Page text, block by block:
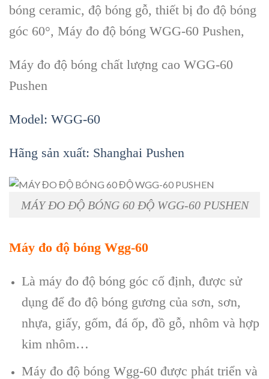
bóng ceramic, độ bóng gỗ, thiết bị đo độ bóng
góc 60°, Máy đo độ bóng WGG-60 Pushen,
Máy đo độ bóng chất lượng cao WGG-60
Pushen
Model: WGG-60
Hãng sản xuất: Shanghai Pushen
MÁY ĐO ĐỘ BÓNG 60 ĐỘ WGG-60 PUSHEN
Máy đo độ bóng Wgg-60
Là máy đo độ bóng góc cố định, được sử
dụng để đo độ bóng gương của sơn, sơn,
nhựa, giấy, gốm, đá ốp, đồ gỗ, nhôm và hợp
kim nhôm…
Máy đo độ bóng Wgg-60 được phát triển và